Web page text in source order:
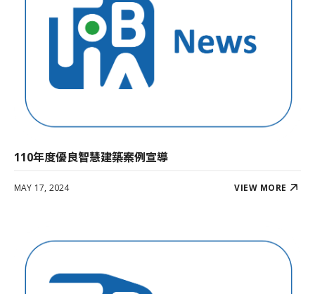
110年度優良智慧建築案例宣導
MAY 17, 2024 VIEW MORE